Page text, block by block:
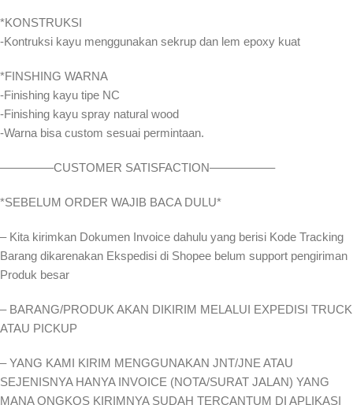
*KONSTRUKSI
-Kontruksi kayu menggunakan sekrup dan lem epoxy kuat
*FINSHING WARNA
-Finishing kayu tipe NC
-Finishing kayu spray natural wood
-Warna bisa custom sesuai permintaan.
————–CUSTOMER SATISFACTION—————–
*SEBELUM ORDER WAJIB BACA DULU*
– Kita kirimkan Dokumen Invoice dahulu yang berisi Kode Tracking
Barang dikarenakan Ekspedisi di Shopee belum support pengiriman
Produk besar
– BARANG/PRODUK AKAN DIKIRIM MELALUI EXPEDISI TRUCK
ATAU PICKUP
– YANG KAMI KIRIM MENGGUNAKAN JNT/JNE ATAU
SEJENISNYA HANYA INVOICE (NOTA/SURAT JALAN) YANG
MANA ONGKOS KIRIMNYA SUDAH TERCANTUM DI APLIKASI